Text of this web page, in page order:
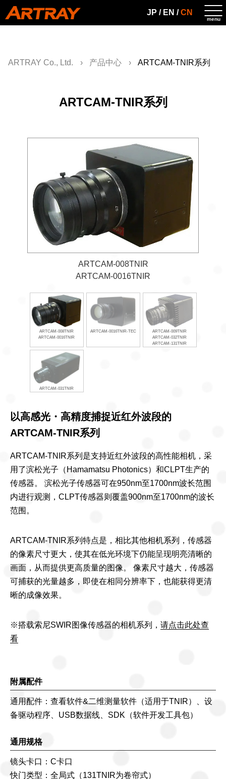
JP / EN /CN
ARTRAY Co., Ltd. 产品中心 ARTCAM-TNIR系列
ARTCAM-TNIR系列
ARTCAM-008TNIR
ARTCAM-0016TNIR
ARTCAM-008TNIR
ARTCAM-0016TNIR
ARTCAM-0016TNIR-TEC
ARTCAM-009TNIR
ARTCAM-032TNIR
ARTCAM-131TNIR
ARTCAM-031TNIR
以高感光・高精度捕捉近红外波段的
ARTCAM-TNIR系列
ARTCAM-TNIR系列是支持近红外波段的高性能相机，采
用了滨松光子（Hamamatsu Photonics）和CLPT生产的
传感器。 滨松光子传感器可在950nm至1700nm波长范围
内进行观测，CLPT传感器则覆盖900nm至1700nm的波长
范围。
ARTCAM-TNIR系列特点是，相比其他相机系列，传感器
的像素尺寸更大，使其在低光环境下仍能呈现明亮清晰的
画面，从而提供更高质量的图像。 像素尺寸越大，传感器
可捕获的光量越多，即使在相同分辨率下，也能获得更清
晰的成像效果。
※搭载索尼SWIR图像传感器的相机系列， 请点击此处查
看
附属配件
通用配件：查看软件&二维测量软件（适用于TNIR）、设
备驱动程序、USB数据线、SDK（软件开发工具包）
通用规格
镜头卡口：C卡口
快门类型：全局式（131TNIR为卷帘式）